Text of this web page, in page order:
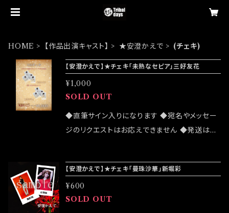
HOME 【作品出演キャスト】 ★安澄かえで (チェキ)
【安澄かえで】★チェキ「未熟なセピア」三好友花
¥1,000
SOLD OUT
◆直筆サイン入りになります ◆宛名やメッセー
ジのリクエストはお応えできません ◆発送はラ
実にお手にしたいお客様はこちらのオンラインシ
ョップでのご注文をお願い致します ◆発送は20
24/03/02 イベント「大感謝祭」後になります
【安澄かえで】★チェキ「曼珠沙華」新堀彩
¥600
SOLD OUT